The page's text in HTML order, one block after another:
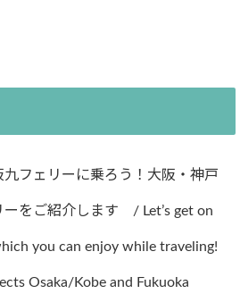
フェリーに乗ろう！大阪・神戸
ーをご紹介します / Let’s get on
you can enjoy while traveling!
Osaka/Kobe and Fukuoka